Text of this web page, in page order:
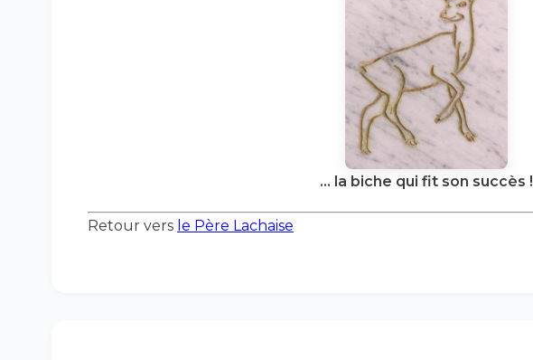
... la biche qui fit son succès !
Retour vers le Père Lachaise